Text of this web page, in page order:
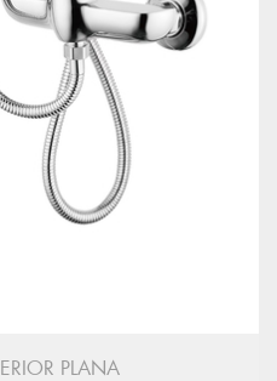
PLANA